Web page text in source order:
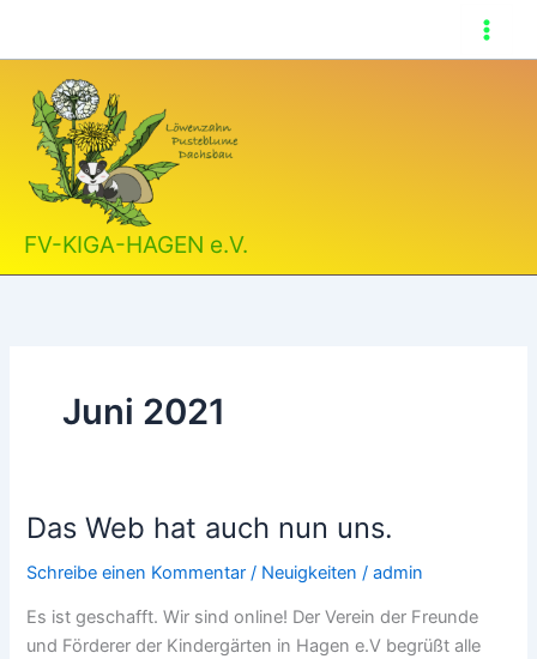
FV-KIGA-HAGEN e.V.
Juni 2021
Das Web hat auch nun uns.
Schreibe einen Kommentar / Neuigkeiten /admin
Es ist geschafft. Wir sind online! Der Verein der Freunde
und Förderer der Kindergärten in Hagen e.V begrüßt alle